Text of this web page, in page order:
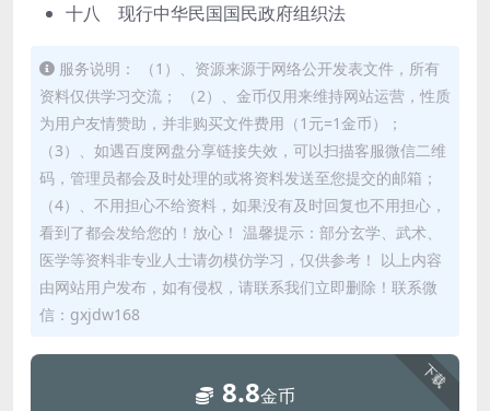
十八 现行中华民国国民政府组织法
服务说明： （1）、资源来源于网络公开发表文件，所有
资料仅供学习交流； （2）、金币仅用来维持网站运营，性质
为用户友情赞助，并非购买文件费用（1元=1金币）；
（3）、如遇百度网盘分享链接失效，可以扫描客服微信二维
码，管理员都会及时处理的或将资料发送至您提交的邮箱；
（4）、不用担心不给资料，如果没有及时回复也不用担心，
看到了都会发给您的！放心！ 温馨提示：部分玄学、武术、
医学等资料非专业人士请勿模仿学习，仅供参考！ 以上内容
由网站用户发布，如有侵权，请联系我们立即删除！联系微
信：gxjdw168
下载
8.8金币